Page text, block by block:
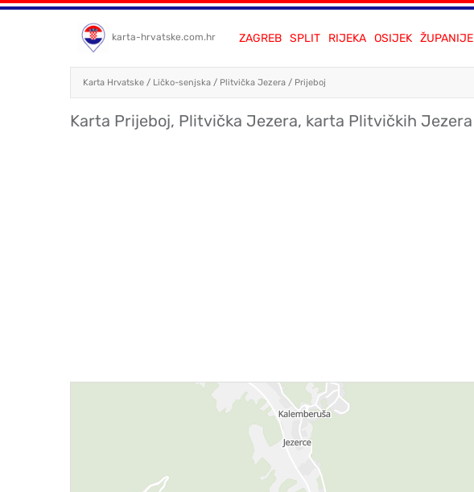
karta-hrvatske.com.hr ZAGREB SPLIT RIJEKA OSIJEK ŽUPANIJE
Karta Hrvatske / Ličko-senjska / Plitvička Jezera / Prijeboj
Karta Prijeboj, Plitvička Jezera, karta Plitvičkih Jezera